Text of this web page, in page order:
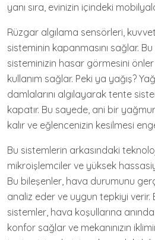
yanı sıra, evinizin içindeki
Rüzgar algılama sensörleri,
sisteminin kapanmasını sağlar.
sisteminizin hasar görmesini
kullanım sağlar. Peki ya yağış?
damlalarını algılayarak tente
kapatır. Bu sayede, ani bir
kalır ve eğlencenizin kesilmesi
Bu sistemlerin arkasındaki
mikroişlemciler ve yüksek
Bu bileşenler, hava durumunu
analiz eder ve uygun tepkiyi verir.
sistemler, hava koşullarına
konfor sağlar ve mekanınızın